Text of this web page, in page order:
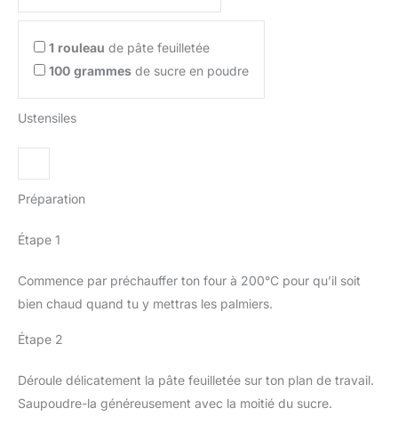
1 rouleau de pâte feuilletée
100 grammes de sucre en poudre
Ustensiles
Préparation
Étape 1
Commence par préchauffer ton four à 200°C pour qu’il soit
bien chaud quand tu y mettras les palmiers.
Étape 2
Déroule délicatement la pâte feuilletée sur ton plan de travail.
Saupoudre-la généreusement avec la moitié du sucre.